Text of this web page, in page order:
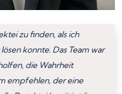
zu finden, als ich
konnte. Das Team war
die Wahrheit
empfehlen, der eine